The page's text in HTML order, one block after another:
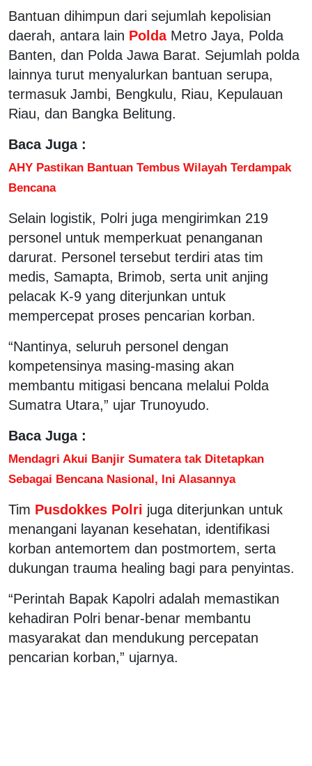
Bantuan dihimpun dari sejumlah kepolisian
daerah, antara lain Polda Metro Jaya, Polda
Banten, dan Polda Jawa Barat. Sejumlah polda
lainnya turut menyalurkan bantuan serupa,
termasuk Jambi, Bengkulu, Riau, Kepulauan
Riau, dan Bangka Belitung.
Baca Juga :
AHY Pastikan Bantuan Tembus Wilayah Terdampak
Bencana
Selain logistik, Polri juga mengirimkan 219
personel untuk memperkuat penanganan
darurat. Personel tersebut terdiri atas tim
medis, Samapta, Brimob, serta unit anjing
pelacak K-9 yang diterjunkan untuk
mempercepat proses pencarian korban.
“Nantinya, seluruh personel dengan
kompetensinya masing-masing akan
membantu mitigasi bencana melalui Polda
Sumatra Utara,” ujar Trunoyudo.
Baca Juga :
Mendagri Akui Banjir Sumatera tak Ditetapkan
Sebagai Bencana Nasional, Ini Alasannya
Tim Pusdokkes Polri juga diterjunkan untuk
menangani layanan kesehatan, identifikasi
korban antemortem dan postmortem, serta
dukungan trauma healing bagi para penyintas.
“Perintah Bapak Kapolri adalah memastikan
kehadiran Polri benar-benar membantu
masyarakat dan mendukung percepatan
pencarian korban,” ujarnya.